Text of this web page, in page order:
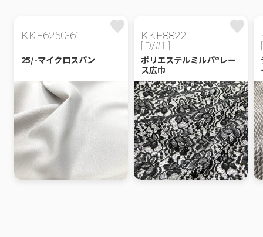
KKF6250-61
25/-マイクロスパン
KKF8822
[ D/#1 ]
ポリエステルミルパ®レー
ス広巾